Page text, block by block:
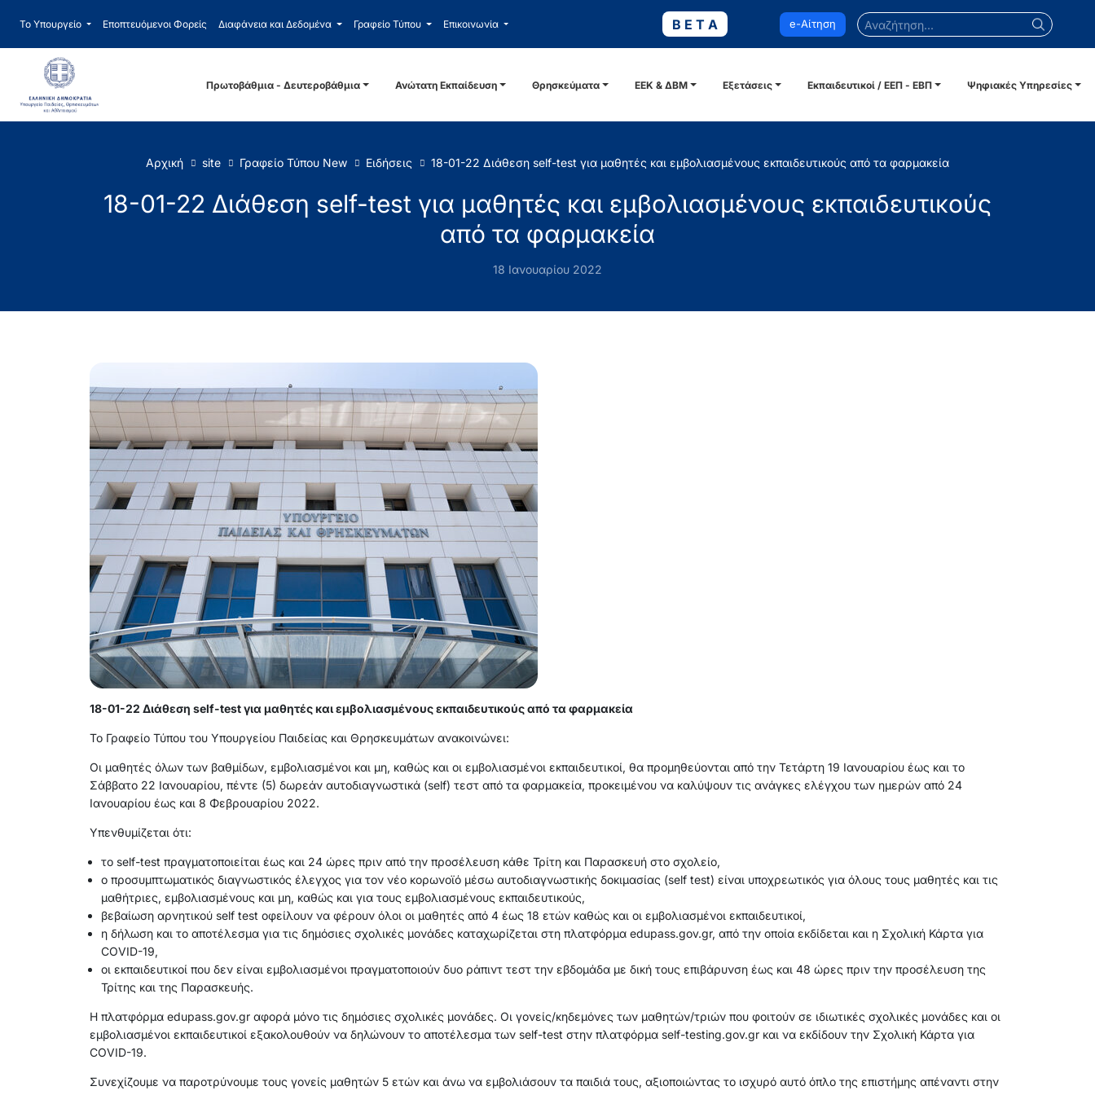
Το Υπουργείο Εποπτευόμενοι Φορείς Διαφάνεια και Δεδομένα Γραφείο Τύπου Επικοινωνία B E T A e-Αίτηση Αναζήτηση...
Πρωτοβάθμια - Δευτεροβάθμια Ανώτατη Εκπαίδευση Θρησκεύματα ΕΕΚ & ΔΒΜ Εξετάσεις Εκπαιδευτικοί / ΕΕΠ - ΕΒΠ Ψηφιακές Υπηρεσίες
Αρχική site Γραφείο Τύπου New Ειδήσεις 18-01-22 Διάθεση self-test για μαθητές και εμβολιασμένους εκπαιδευτικούς από τα φαρμακεία
18-01-22 Διάθεση self-test για μαθητές και εμβολιασμένους εκπαιδευτικούς
από τα φαρμακεία
18 Ιανουαρίου 2022
18-01-22 Διάθεση self-test για μαθητές και εμβολιασμένους εκπαιδευτικούς από τα φαρμακεία
Το Γραφείο Τύπου του Υπουργείου Παιδείας και Θρησκευμάτων ανακοινώνει:
Οι μαθητές όλων των βαθμίδων, εμβολιασμένοι και μη, καθώς και οι εμβολιασμένοι εκπαιδευτικοί, θα προμηθεύονται από την Τετάρτη 19 Ιανουαρίου έως και το
Σάββατο 22 Ιανουαρίου, πέντε (5) δωρεάν αυτοδιαγνωστικά (self) τεστ από τα φαρμακεία, προκειμένου να καλύψουν τις ανάγκες ελέγχου των ημερών από 24
Ιανουαρίου έως και 8 Φεβρουαρίου 2022.
Υπενθυμίζεται ότι:
το self-test πραγματοποιείται έως και 24 ώρες πριν από την προσέλευση κάθε Τρίτη και Παρασκευή στο σχολείο,
ο προσυμπτωματικός διαγνωστικός έλεγχος για τον νέο κορωνοϊό μέσω αυτοδιαγνωστικής δοκιμασίας (self test) είναι υποχρεωτικός για όλους τους μαθητές και τις
μαθήτριες, εμβολιασμένους και μη, καθώς και για τους εμβολιασμένους εκπαιδευτικούς,
βεβαίωση αρνητικού self test οφείλουν να φέρουν όλοι οι μαθητές από 4 έως 18 ετών καθώς και οι εμβολιασμένοι εκπαιδευτικοί,
η δήλωση και το αποτέλεσμα για τις δημόσιες σχολικές μονάδες καταχωρίζεται στη πλατφόρμα edupass.gov.gr, από την οποία εκδίδεται και η Σχολική Κάρτα για
COVID-19,
οι εκπαιδευτικοί που δεν είναι εμβολιασμένοι πραγματοποιούν δυο ράπιντ τεστ την εβδομάδα με δική τους επιβάρυνση έως και 48 ώρες πριν την προσέλευση της
Τρίτης και της Παρασκευής.
H πλατφόρμα edupass.gov.gr αφορά μόνο τις δημόσιες σχολικές μονάδες. Οι γονείς/κηδεμόνες των μαθητών/τριών που φοιτούν σε ιδιωτικές σχολικές μονάδες και οι
εμβολιασμένοι εκπαιδευτικοί εξακολουθούν να δηλώνουν το αποτέλεσμα των self-test στην πλατφόρμα self-testing.gov.gr και να εκδίδουν την Σχολική Κάρτα για
COVID-19.
Συνεχίζουμε να παροτρύνουμε τους γονείς μαθητών 5 ετών και άνω να εμβολιάσουν τα παιδιά τους, αξιοποιώντας το ισχυρό αυτό όπλο της επιστήμης απέναντι στην